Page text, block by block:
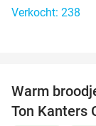
Verkocht: 238
Warm
Ton Kanters